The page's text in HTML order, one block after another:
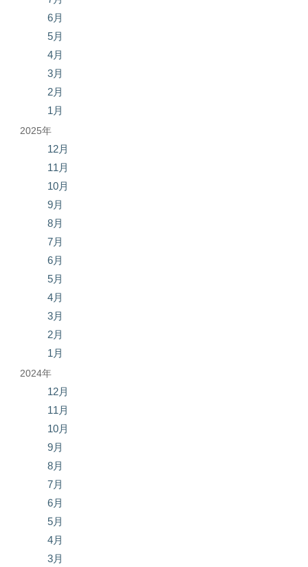
6月
5月
4月
3月
2月
1月
2025年
12月
11月
10月
9月
8月
7月
6月
5月
4月
3月
2月
1月
2024年
12月
11月
10月
9月
8月
7月
6月
5月
4月
3月